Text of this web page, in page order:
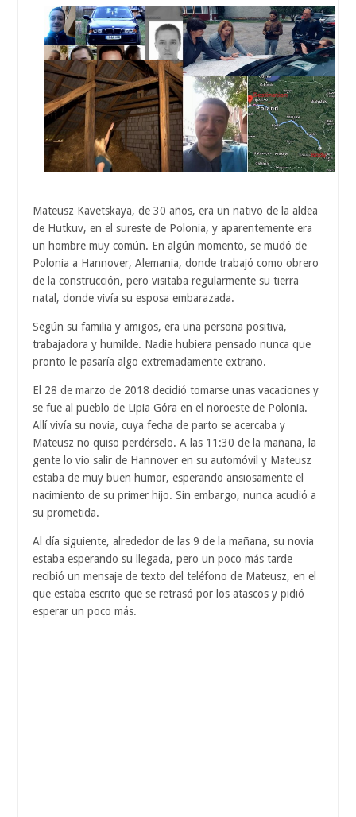
Mateusz Kavetskaya, de 30 años, era un nativo de la aldea
de Hutkuv, en el sureste de Polonia, y aparentemente era
un hombre muy común. En algún momento, se mudó de
Polonia a Hannover, Alemania, donde trabajó como obrero
de la construcción, pero visitaba regularmente su tierra
natal, donde vivía su esposa embarazada.
Según su familia y amigos, era una persona positiva,
trabajadora y humilde. Nadie hubiera pensado nunca que
pronto le pasaría algo extremadamente extraño.
El 28 de marzo de 2018 decidió tomarse unas vacaciones y
se fue al pueblo de Lipia Góra en el noroeste de Polonia.
Allí vivía su novia, cuya fecha de parto se acercaba y
Mateusz no quiso perdérselo. A las 11:30 de la mañana, la
gente lo vio salir de Hannover en su automóvil y Mateusz
estaba de muy buen humor, esperando ansiosamente el
nacimiento de su primer hijo. Sin embargo, nunca acudió a
su prometida.
Al día siguiente, alrededor de las 9 de la mañana, su novia
estaba esperando su llegada, pero un poco más tarde
recibió un mensaje de texto del teléfono de Mateusz, en el
que estaba escrito que se retrasó por los atascos y pidió
esperar un poco más.